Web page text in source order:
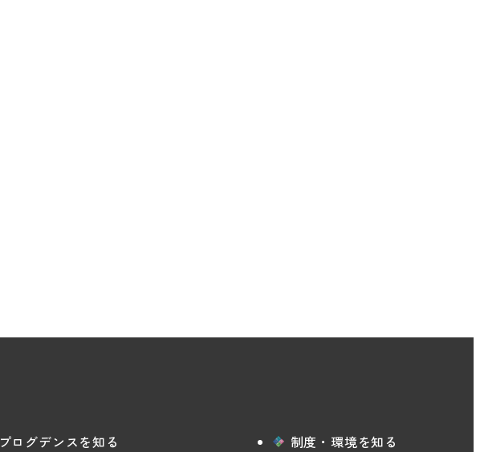
プログデンスを知る
制度・環境を知る